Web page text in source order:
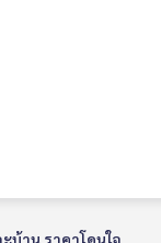
บ้าน ราคาโดนใจ